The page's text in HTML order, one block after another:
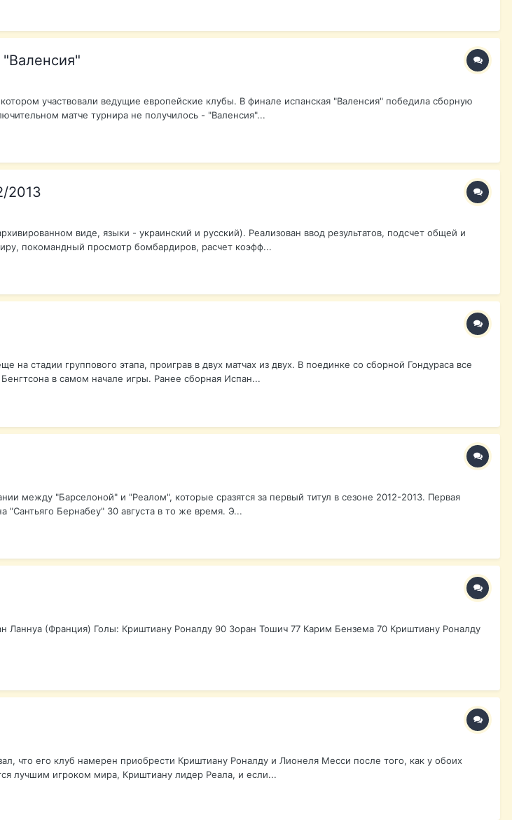
участвовали ведущие европейские клубы. В финале испанская "Валенсия" победила сборную
матче турнира не получилось - "Валенсия"...
2013
виде, языки - украинский и русский). Реализован ввод результатов, подсчет общей и
покомандный просмотр бомбардиров, расчет коэфф...
стадии группового этапа, проиграв в двух матчах из двух. В поединке со сборной Гондураса все
в самом начале игры. Ранее сборная Испан...
между "Барселоной" и "Реалом", которые сразятся за первый титул в сезоне 2012-2013. Первая
"Сантьяго Бернабеу" 30 августа в то же время. Э...
(Франция) Голы: Криштиану Роналду 90 Зоран Тошич 77 Карим Бензема 70 Криштиану Роналду
что его клуб намерен приобрести Криштиану Роналду и Лионеля Месси после того, как у обоих
лучшим игроком мира, Криштиану лидер Реала, и если...